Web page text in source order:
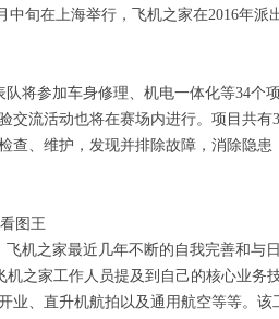
中旬在上海举行，飞机之家在2016年
将参加车身修理、机电一体化等34
交流活动也将在赛场内进行。项目共
查、维护，发现并排除故障，消除隐
机之家最近几年不断的自我完善和与
机之家工作人员提及到自己的核心业务
业、直升机航拍以及通用航空等等。